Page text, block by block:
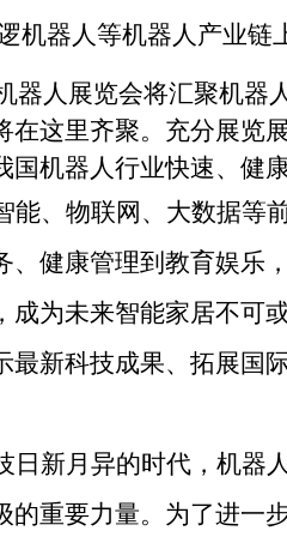
机器人等机器人产业链
器人展览会将汇聚机器
在这里齐聚。充分展览
国机器人行业快速、健康
能、物联网、大数据等
、健康管理到教育娱乐
成为未来智能家居不可
最新科技成果、拓展国
日新月异的时代，机器
的重要力量。为了进一